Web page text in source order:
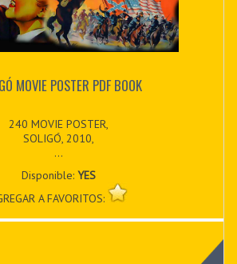
MOVIE POSTER PDF BOOK
240 MOVIE POSTER,
SOLIGÓ, 2010,
...
Disponible:YES
A FAVORITOS: